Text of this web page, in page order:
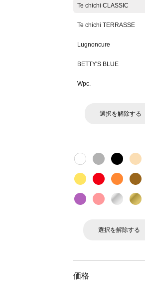
Te chichi CLASSIC
Te chichi TERRASSE
Lugnoncure
BETTY'S BLUE
Wpc.
選択を解除する
選択を解除する
価格